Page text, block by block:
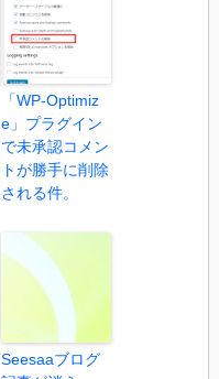
「WP-Optimiz
e」プラグイン
で未承認コメン
トが勝手に削除
される件。
Seesaaブログ